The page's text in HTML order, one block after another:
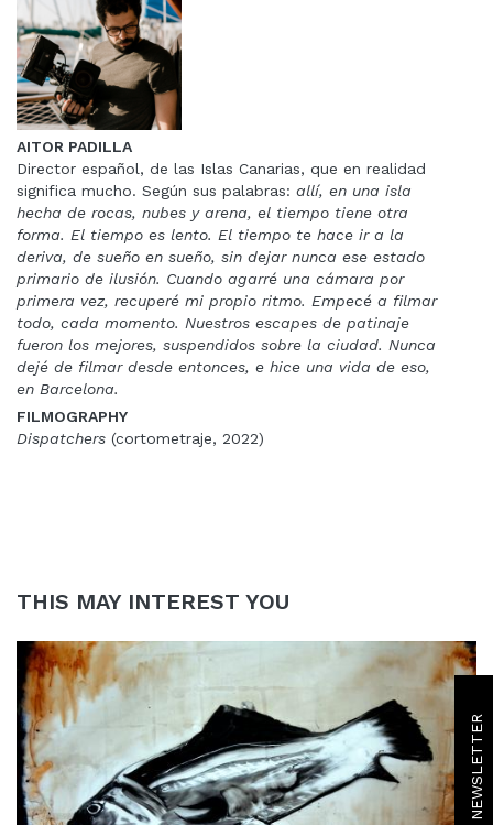
AITOR PADILLA
Director español, de las Islas Canarias, que en realidad
significa mucho. Según sus palabras: allí, en una isla
hecha de rocas, nubes y arena, el tiempo tiene otra
forma. El tiempo es lento. El tiempo te hace ir a la
deriva, de sueño en sueño, sin dejar nunca ese estado
primario de ilusión. Cuando agarré una cámara por
primera vez, recuperé mi propio ritmo. Empecé a filmar
todo, cada momento. Nuestros escapes de patinaje
fueron los mejores, suspendidos sobre la ciudad. Nunca
dejé de filmar desde entonces, e hice una vida de eso,
en Barcelona.
FILMOGRAPHY
Dispatchers (cortometraje, 2022)
THIS MAY INTEREST YOU